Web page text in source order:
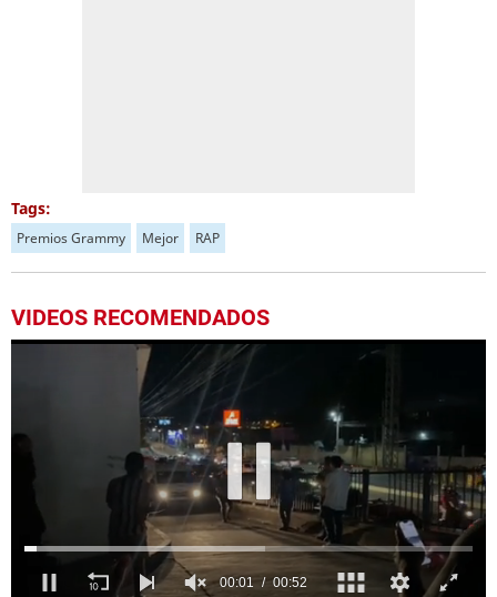
Tags:
Premios Grammy Mejor RAP
VIDEOS RECOMENDADOS